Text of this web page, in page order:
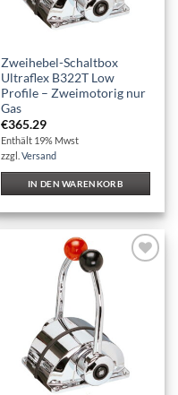
Zweihebel-Schaltbox
Ultraflex B322T Low
Profile – Zweimotorig nur
Gas
€365.29
Enthält 19% Mwst
zzgl.Versand
IN DEN WARENKORB
Wunschliste